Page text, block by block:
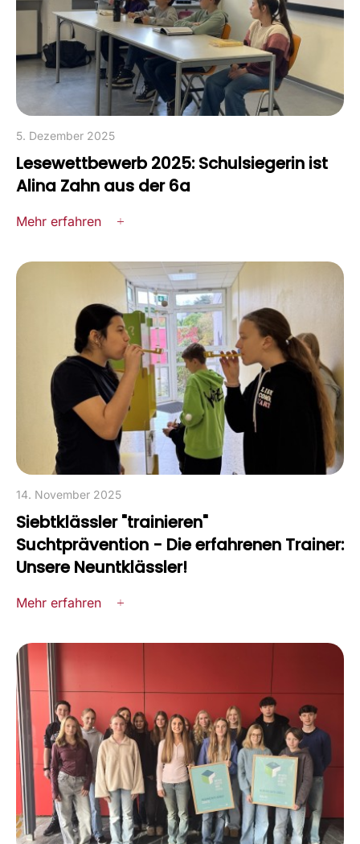
5. Dezember 2025
Lesewettbewerb 2025: Schulsiegerin ist
Alina Zahn aus der 6a
Mehr erfahren
14. November 2025
Siebtklässler "trainieren"
Suchtprävention - Die erfahrenen Trainer:
Unsere Neuntklässler!
Mehr erfahren